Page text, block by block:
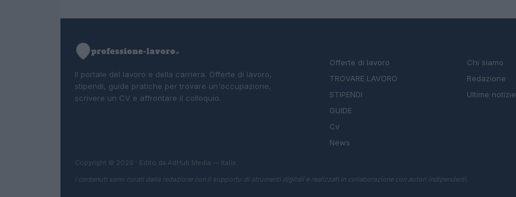
Il portale del lavoro e della carriera. Offerte di lavoro,
stipendi, guide pratiche per trovare un'occupazione,
scrivere un CV e affrontare il colloquio.
Offerte di lavoro
TROVARE LAVORO
STIPENDI
GUIDE
Cv
News
Chi siamo
Redazione
Ultime notizie
Copyright © 2026 · Edito da AdHub Media — Italia
I contenuti sono curati dalla redazione con il supporto di strumenti digitali e realizzati in collaborazione con autori indipendenti.